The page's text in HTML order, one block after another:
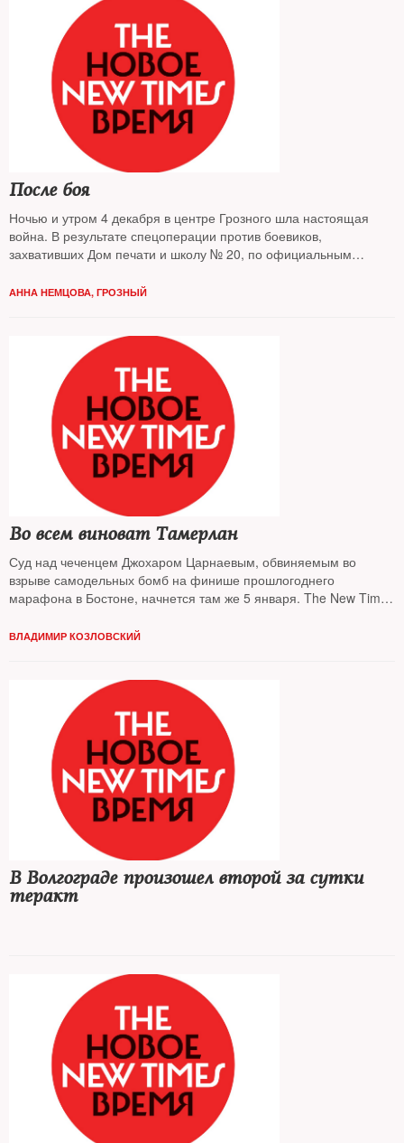
После боя
Ночью и утром 4 декабря в центре Грозного шла настоящая
война. В результате спецоперации против боевиков,
захвативших Дом печати и школу № 20, по официальным
АННА НЕМЦОВА, ГРОЗНЫЙ
Во всем виноват Тамерлан
Суд над чеченцем Джохаром Царнаевым, обвиняемым во
взрыве самодельных бомб на финише прошлогоднего
марафона в Бостоне, начнется там же 5 января. The New Times
ВЛАДИМИР КОЗЛОВСКИЙ
В Волгограде произошел второй за сутки
теракт